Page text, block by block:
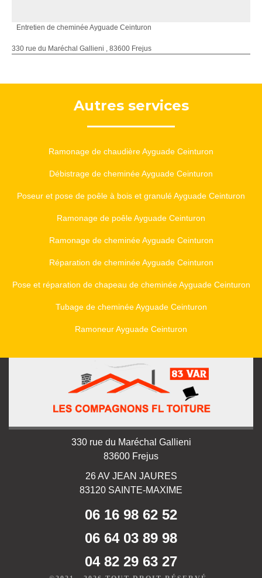
Entretien de cheminée Ayguade Ceinturon
330 rue du Maréchal Gallieni , 83600 Frejus
Autres services
Ramonage de chaudière Ayguade Ceinturon
Débistrage de cheminée Ayguade Ceinturon
Poseur et pose de poêle à bois et granulé Ayguade Ceinturon
Ramonage de poêle Ayguade Ceinturon
Ramonage de cheminée Ayguade Ceinturon
Réparation de cheminée Ayguade Ceinturon
Pose et réparation de chapeau de cheminée Ayguade Ceinturon
Tubage de cheminée Ayguade Ceinturon
Ramoneur Ayguade Ceinturon
330 rue du Maréchal Gallieni
83600 Frejus
26 AV JEAN JAURES
83120 SAINTE-MAXIME
06 16 98 62 52
06 64 03 89 98
04 82 29 63 27